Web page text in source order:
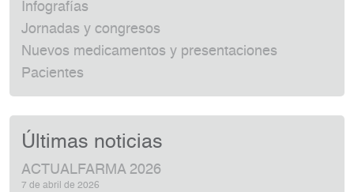
Infografías
Jornadas y congresos
Nuevos medicamentos y presentaciones
Pacientes
Últimas noticias
ACTUALFARMA 2026
7 de abril de 2026